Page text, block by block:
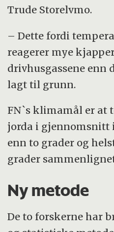
Trude Storelvmo.
– Dette fordi
reagerer mye
drivhusgassene enn
lagt til grunn.
FN`s klimamål er at
jorda i gjennomsnitt
enn to grader og
grader
Ny metode
De to forskerne har